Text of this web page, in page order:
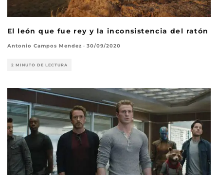
El león que fue rey y la inconsistencia del ratón
Antonio Campos Mendez · 30/09/2020
2 MINUTO DE LECTURA